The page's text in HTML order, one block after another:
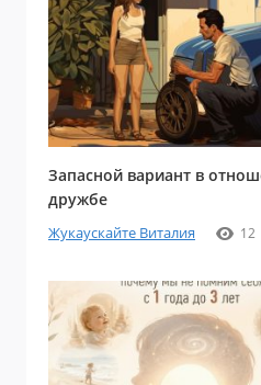
Запасной вариант в
дружбе
Жукаускайте Виталия 12